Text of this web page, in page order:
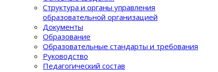
Структура и органы управления
образовательной организацией
Документы
Образование
Образовательные стандарты и требования
Руководство
Педагогический состав